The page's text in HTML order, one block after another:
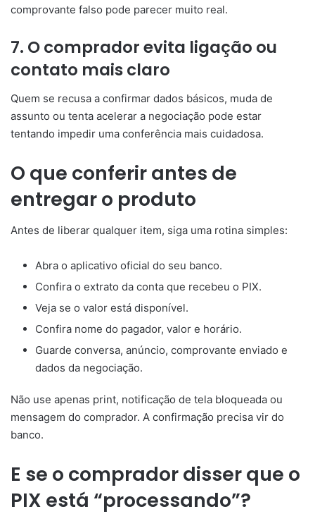
comprovante falso pode parecer muito real.
7. O comprador evita ligação ou
contato mais claro
Quem se recusa a confirmar dados básicos, muda de
assunto ou tenta acelerar a negociação pode estar
tentando impedir uma conferência mais cuidadosa.
O que conferir antes de
entregar o produto
Antes de liberar qualquer item, siga uma rotina simples:
Abra o aplicativo oficial do seu banco.
Confira o extrato da conta que recebeu o PIX.
Veja se o valor está disponível.
Confira nome do pagador, valor e horário.
Guarde conversa, anúncio, comprovante enviado e
dados da negociação.
Não use apenas print, notificação de tela bloqueada ou
mensagem do comprador. A confirmação precisa vir do
banco.
E se o comprador disser que o
PIX está “processando”?